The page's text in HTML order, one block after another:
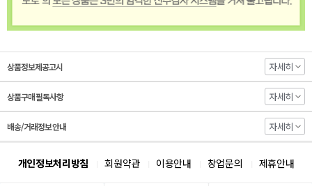
상품정보제공고시 자세히
상품구매 필독사항 자세히
배송/거래정보 안내 자세히
개인정보처리방침 회원약관 이용안내 창업문의 제휴안내